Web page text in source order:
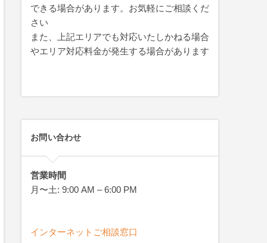
できる場合があります。お気軽にご相談くだ
さい
また、上記エリアでも対応いたしかねる場合
やエリア対応料金が発生する場合があります
お問い合わせ
営業時間
月〜土: 9:00 AM – 6:00 PM
インターネットご相談窓口